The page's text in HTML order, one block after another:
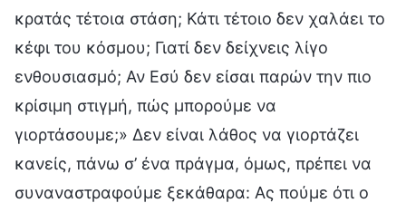
κρατάς τέτοια στάση; Κάτι τέτοιο δεν χαλάει το
κέφι του κόσμου; Γιατί δεν δείχνεις λίγο
ενθουσιασμό; Αν Εσύ δεν είσαι παρών την πιο
κρίσιμη στιγμή, πώς μπορούμε να
γιορτάσουμε;» Δεν είναι λάθος να γιορτάζει
κανείς, πάνω σ’ ένα πράγμα, όμως, πρέπει να
συναναστραφούμε ξεκάθαρα: Ας πούμε ότι ο